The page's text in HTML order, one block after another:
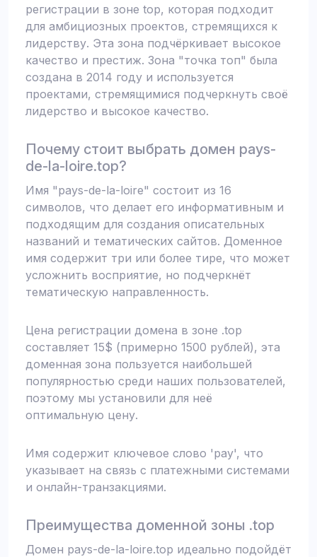
регистрации в зоне top, которая подходит
для амбициозных проектов, стремящихся к
лидерству. Эта зона подчёркивает высокое
качество и престиж. Зона "точка топ" была
создана в 2014 году и используется
проектами, стремящимися подчеркнуть своё
лидерство и высокое качество.
Почему стоит выбрать домен pays-
de-la-loire.top?
Имя "pays-de-la-loire" состоит из 16
символов, что делает его информативным и
подходящим для создания описательных
названий и тематических сайтов. Доменное
имя содержит три или более тире, что может
усложнить восприятие, но подчеркнёт
тематическую направленность.
Цена регистрации домена в зоне .top
составляет 15$ (примерно 1500 рублей), эта
доменная зона пользуется наибольшей
популярностью среди наших пользователей,
поэтому мы установили для неё
оптимальную цену.
Имя содержит ключевое слово 'pay', что
указывает на связь с платежными системами
и онлайн-транзакциями.
Преимущества доменной зоны .top
Домен pays-de-la-loire.top идеально подойдёт